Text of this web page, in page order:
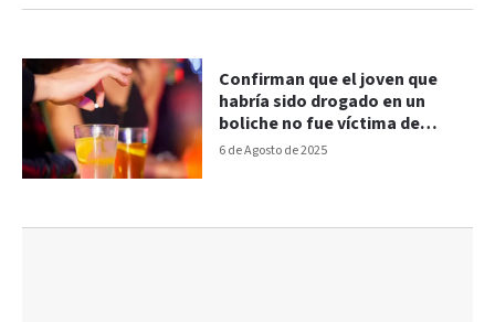
6 de Agosto de 2025
Confirman que el joven que
habría sido drogado en un
boliche no fue víctima de
violación